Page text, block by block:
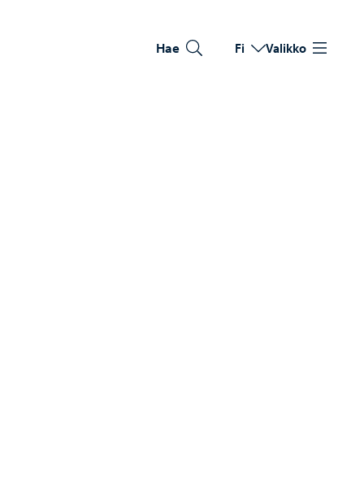
Hae Vaihda kieltä
Nykyinen kieli: Suomi
Fi Valikko